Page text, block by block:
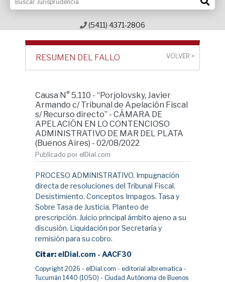
Contacto
(5411) 4371-2806
RESUMEN DEL FALLO VOLVER >
Causa N° 5.110 - “Porjolovsky, Javier
Armando c/ Tribunal de Apelación Fiscal
s/ Recurso directo” - CÁMARA DE
APELACIÓN EN LO CONTENCIOSO
ADMINISTRATIVO DE MAR DEL PLATA
(Buenos Aires) - 02/08/2022
Publicado por elDial.com
PROCESO ADMINISTRATIVO. Impugnación
directa de resoluciones del Tribunal Fiscal.
Desistimiento. Conceptos Impagos. Tasa y
Sobre Tasa de Justicia. Planteo de
prescripción. Juicio principal ámbito ajeno a su
discusión. Liquidación por Secretaría y
remisión para su cobro.
Citar: elDial.com - AACF30
Copyright 2026 - elDial.com - editorial albrematica -
Tucumán 1440 (1050) - Ciudad Autónoma de Buenos